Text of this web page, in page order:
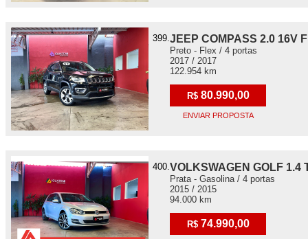
399.JEEP COMPASS 2.0 16V
Preto - Flex / 4 portas
2017 / 2017
122.954 km
R$ 80.990,00
ENVIAR PROPOSTA
400.VOLKSWAGEN GOLF 1.4
Prata - Gasolina / 4 portas
2015 / 2015
94.000 km
R$ 74.990,00